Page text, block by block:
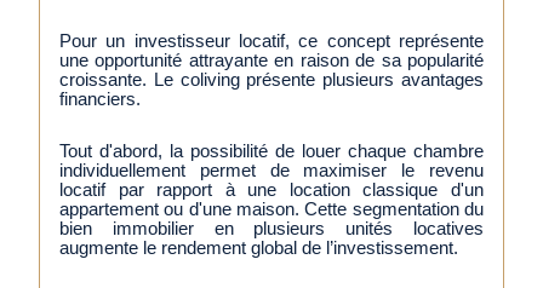
Pour un investisseur locatif, ce concept représente
une opportunité attrayante en raison de sa popularité
croissante. Le coliving présente plusieurs avantages
financiers.
Tout d'abord, la possibilité de louer chaque chambre
individuellement permet de maximiser le revenu
locatif par rapport à une location classique d'un
appartement ou d'une maison. Cette segmentation du
bien immobilier en plusieurs unités locatives
augmente le rendement global de l’investissement.